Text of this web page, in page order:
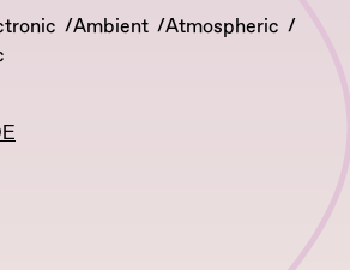
Ambient
Atmospheric